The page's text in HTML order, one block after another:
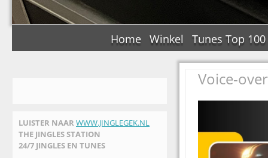
Home Winkel Tunes Top 100
LUISTER NAAR WWW.JINGLEGEK.NL
THE JINGLES STATION
24/7 JINGLES EN TUNES
Voice-